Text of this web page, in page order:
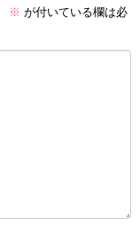
※ が付いている欄は必